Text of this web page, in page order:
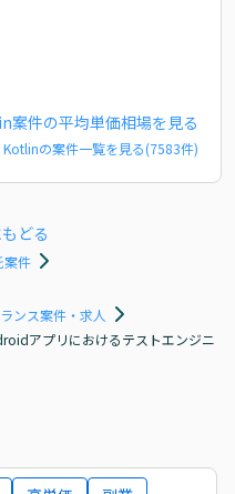
案件の平均単価相場を見る
Kotlinの案件一覧を見る(7583件)
どる
案件
ンス案件・求人
アプリにおけるテストエンジニ